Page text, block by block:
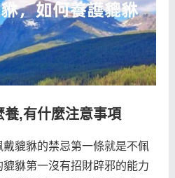
合婚 運勢測算
養,有什麼注意事項
貔貅的禁忌第一條就是不佩
貅第一沒有招財辟邪的能力